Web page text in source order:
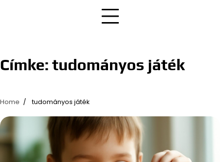
Címke: tudományos játék
Home tudományos játék